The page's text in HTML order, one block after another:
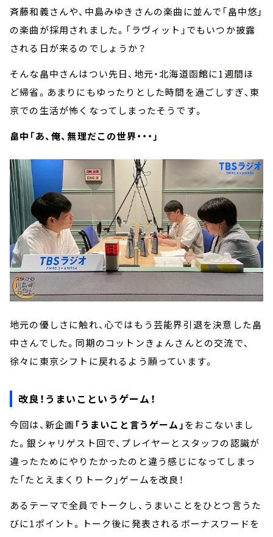
斉藤和義さんや、中島みゆきさんの楽曲に並んで「畠中悠」
の楽曲が採用されました。「ラヴィット」でもいつか披露
される日が来るのでしょうか？
そんな畠中さんはつい先日、地元・北海道函館に1週間ほ
ど帰省。あまりにもゆったりとした時間を過ごしすぎ、東
京での生活が怖くなってしまったそうです。
畠中「あ、俺、無理だこの世界・・・」
地元の優しさに触れ、心ではもう芸能界引退を決意した畠
中さんでした。同期のコットンきょんさんとの交流で、
徐々に東京シフトに戻れるよう願っています。
改良！うまいこというゲーム！
今回は、新企画「うまいこと言うゲーム」をおこないまし
た。銀シャリゲスト回で、プレイヤーとスタッフの認識が
違ったためにやりたかったのと違う感じになってしまっ
た「たとえまくりトーク」ゲームを改良！
あるテーマで全員でトークし、うまいことをひとつ言うた
びに1ポイント。トーク後に発表されるボーナスワードを